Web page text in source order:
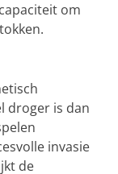
om
droger is dan
invasie
de